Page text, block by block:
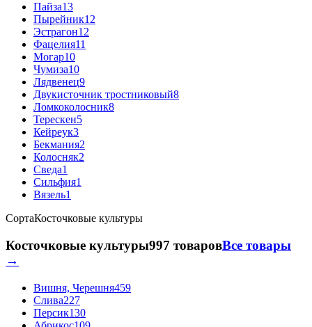
Пайза13
Пырейник12
Эстрагон12
Фацелия11
Могар10
Чумиза10
Лядвенец9
Двукисточник тростниковый8
Ломкоколосник8
Терескен5
Кейреук3
Бекмания2
Колосняк2
Сведа1
Сильфия1
Вязель1
СортаКосточковые культуры
Косточковые культуры997 товаровВсе товары
→
Вишня, Черешня459
Слива227
Персик130